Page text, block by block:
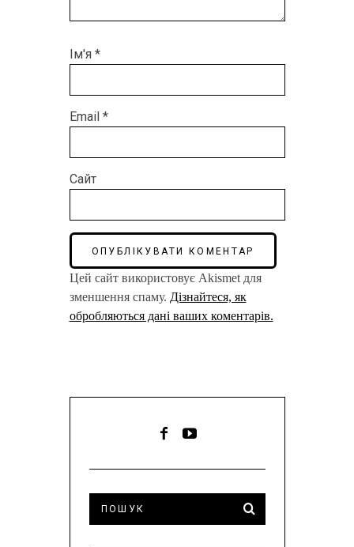
Ім'я *
Email *
Сайт
Цей сайт використовує Akismet для
зменшення спаму. Дізнайтеся, як
обробляються дані ваших коментарів.